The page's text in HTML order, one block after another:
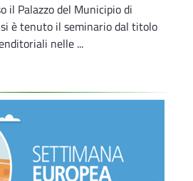
il Palazzo del Municipio di
è tenuto il seminario dal titolo
nelle ...